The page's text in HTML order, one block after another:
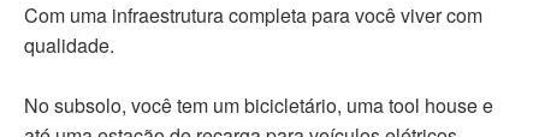
Com uma infraestrutura completa para você viver com
qualidade.
No subsolo, você tem um bicicletário, uma tool house e